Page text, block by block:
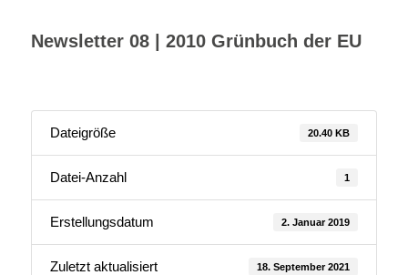
Newsletter 08 | 2010 Grünbuch der EU
Dateigröße 20.40 KB
Datei-Anzahl 1
Erstellungsdatum 2. Januar 2019
Zuletzt aktualisiert 18. September 2021